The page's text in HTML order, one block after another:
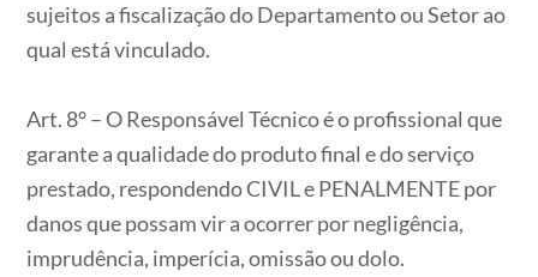
sujeitos a fiscalização do Departamento ou Setor ao
qual está vinculado.
Art. 8° – O Responsável Técnico é o profissional que
garante a qualidade do produto final e do serviço
prestado, respondendo CIVIL e PENALMENTE por
danos que possam vir a ocorrer por negligência,
imprudência, imperícia, omissão ou dolo.